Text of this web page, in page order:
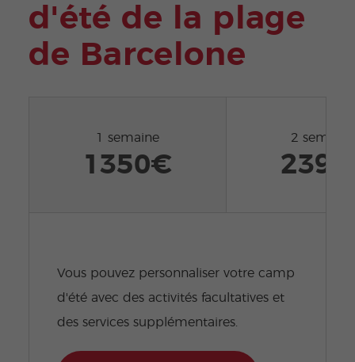
d'été de la plage
de Barcelone
1 semaine
1350€
2
Vous pouvez personnaliser votre camp
d'été avec des activités facultatives et
des services supplémentaires.